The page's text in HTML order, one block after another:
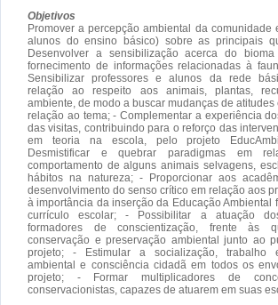
Objetivos
Promover a percepção ambiental da comunidade
alunos do ensino básico) sobre as principais
Desenvolver a sensibilização acerca do
fornecimento de informações relacionadas à
Sensibilizar professores e alunos da rede
relação ao respeito aos animais, plantas,
ambiente, de modo a buscar mudanças de
relação ao tema; - Complementar a experiência
das visitas, contribuindo para o reforço das
em teoria na escola, pelo projeto
Desmistificar e quebrar paradigmas em
comportamento de alguns animais selvagens,
hábitos na natureza; - Proporcionar aos
desenvolvimento do senso crítico em relação aos
à importância da inserção da Educação Ambiental
currículo escolar; - Possibilitar a atuação
formadores de conscientização, frente às
conservação e preservação ambiental junto ao
projeto; - Estimular a socialização, trabalho
ambiental e consciência cidadã em todos os
projeto; - Formar multiplicadores de
conservacionistas, capazes de atuarem em suas